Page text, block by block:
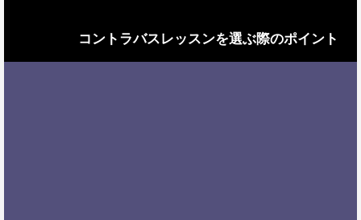
コントラバスレッスンを選ぶ際のポイント